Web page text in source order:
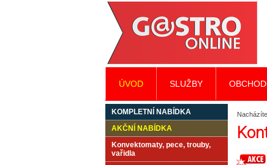
KOMPLETNÍ NABÍDKA
AKČNÍ NABÍDKA
Konvektomaty, pece, trouby,
vařidla
ÚVOD SLUŽBY